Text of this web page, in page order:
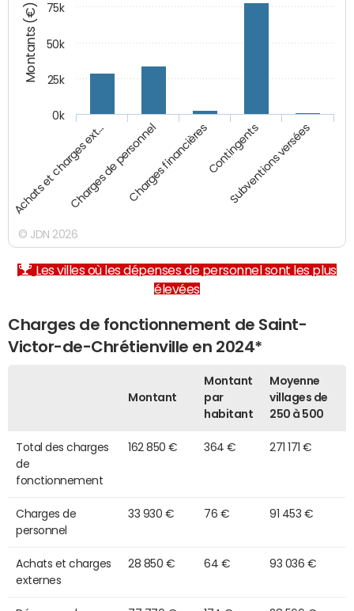
Montants (€)
Achats et charges ext…Charges de personnelCharges financièresContingents
Subventions versées
0k
25k
50k
75k
© JDN 2026
Les villes où les dépenses de personnel sont les plus
élevées
Charges de fonctionnement de Saint-
Victor-de-Chrétienville en 2024*
Montant
Montant
par
habitant
Moyenne
villages de
250 à 500
Total des charges
de
fonctionnement
162 850 € 364 € 271 171 €
Charges de
personnel
33 930 € 76 € 91 453 €
Achats et charges
externes
28 850 € 64 € 93 036 €